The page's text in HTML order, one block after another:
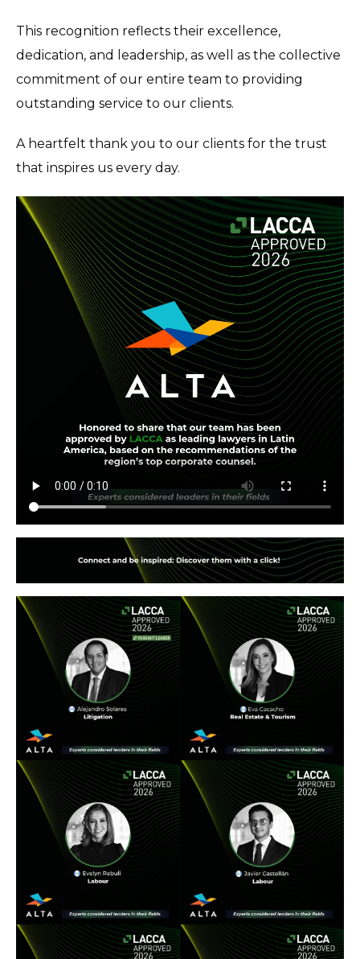
This recognition reflects their excellence,
dedication, and leadership, as well as the collective
commitment of our entire team to providing
outstanding service to our clients.
A heartfelt thank you to our clients for the trust
that inspires us every day.